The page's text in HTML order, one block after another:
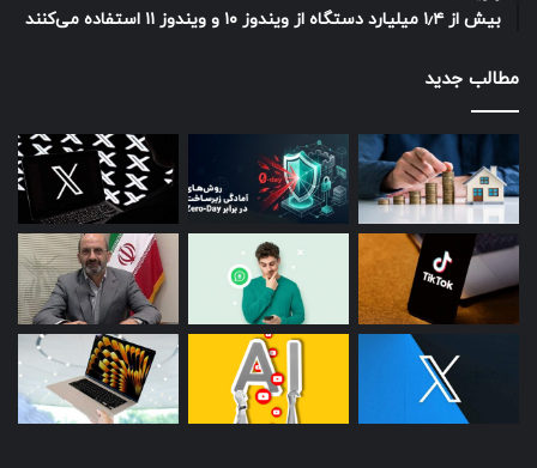
بیش از ۱٫۴ میلیارد دستگاه از ویندوز ۱۰ و ویندوز ۱۱ استفاده می‌کنند
مطالب جدید